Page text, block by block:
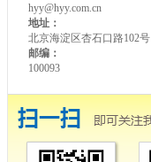
hyy@hyy.com.cn
地址：
北京海淀区杏石口路102号
邮编：
100093